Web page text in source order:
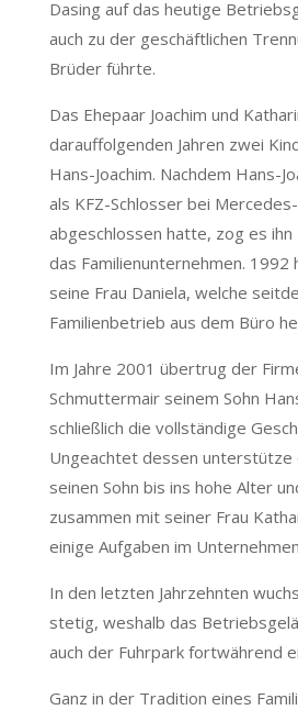
Dasing auf das heutige
auch zu der geschäftlichen
Brüder führte.
Das Ehepaar Joachim und
darauffolgenden Jahren zwei
Hans-Joachim. Nachdem Hans-
als KFZ-Schlosser bei
abgeschlossen hatte, zog es ihn
das Familienunternehmen.
seine Frau Daniela, welche
Familienbetrieb aus dem Büro
Im Jahre 2001 übertrug der
Schmuttermair seinem Sohn
schließlich die vollständige
Ungeachtet dessen unterstütze
seinen Sohn bis ins hohe Alter
zusammen mit seiner Frau
einige Aufgaben im
In den letzten Jahrzehnten
stetig, weshalb das
auch der Fuhrpark fortwährend
Ganz in der Tradition eines